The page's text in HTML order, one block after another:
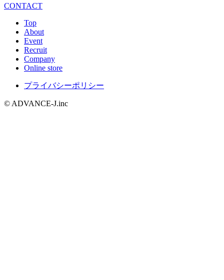
CONTACT
Top
About
Event
Recruit
Company
Online store
プライバシーポリシー
© ADVANCE-J.inc